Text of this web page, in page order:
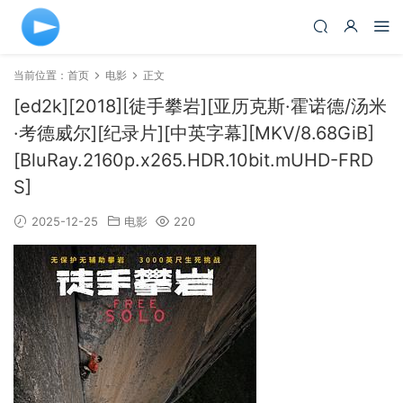
当前位置： 首页 电影 正文
[ed2k][2018][徒手攀岩][亚历克斯·霍诺德/汤米
·考德威尔][纪录片][中英字幕][MKV/8.68GiB]
[BluRay.2160p.x265.HDR.10bit.mUHD-FRD
S]
2025-12-25 电影 220